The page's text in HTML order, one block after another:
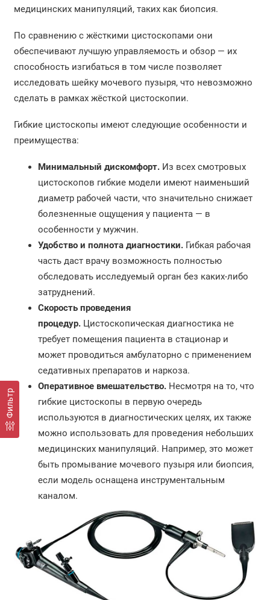
Фильтр
медицинских манипуляций, таких как биопсия.
По сравнению с жёсткими цистоскопами они
обеспечивают лучшую управляемость и обзор — их
способность изгибаться в том числе позволяет
исследовать шейку мочевого пузыря, что невозможно
сделать в рамках жёсткой цистоскопии.
Гибкие цистоскопы имеют следующие особенности и
преимущества:
Минимальный дискомфорт. Из всех смотровых
цистоскопов гибкие модели имеют наименьший
диаметр рабочей части, что значительно снижает
болезненные ощущения у пациента — в
особенности у мужчин.
Удобство и полнота диагностики. Гибкая рабочая
часть даст врачу возможность полностью
обследовать исследуемый орган без каких-либо
затруднений.
Скорость проведения
процедур. Цистоскопическая диагностика не
требует помещения пациента в стационар и
может проводиться амбулаторно с применением
седативных препаратов и наркоза.
Оперативное вмешательство.Несмотря на то, что
гибкие цистоскопы в первую очередь
используются в диагностических целях, их также
можно использовать для проведения небольших
медицинских манипуляций. Например, это может
быть промывание мочевого пузыря или биопсия,
если модель оснащена инструментальным
каналом.